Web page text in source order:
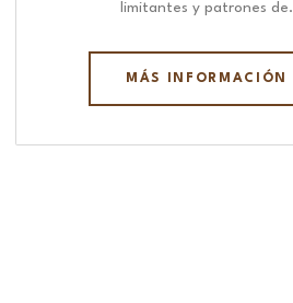
limitantes y patrones de.
MÁS INFORMACIÓN